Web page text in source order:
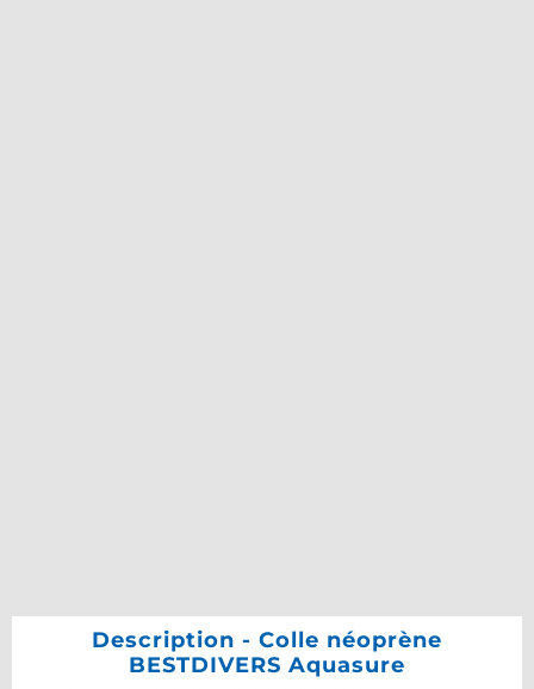
Description - Colle néoprène
BESTDIVERS Aquasure